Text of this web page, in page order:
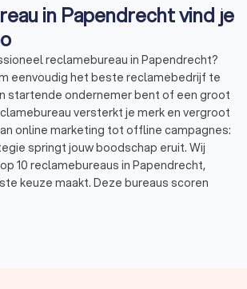
in Papendrecht vind je
reclamebureau in Papendrecht?
eenvoudig het beste reclamebedrijf te
startende ondernemer bent of een groot
versterkt je merk en vergroot
online marketing tot offline campagnes:
springt jouw boodschap eruit. Wij
10 reclamebureaus in Papendrecht,
keuze maakt. Deze bureaus scoren